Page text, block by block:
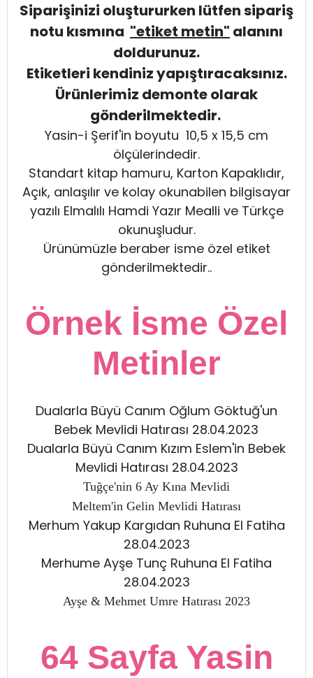
Siparişinizi oluştururken lütfen sipariş
notu kısmına "etiket metin" alanını
doldurunuz.
Etiketleri kendiniz yapıştıracaksınız.
Ürünlerimiz demonte olarak
gönderilmektedir.
Yasin-i Şerif'in boyutu 10,5 x 15,5 cm
ölçülerindedir.
Standart kitap hamuru, Karton Kapaklıdır,
Açık, anlaşılır ve kolay okunabilen bilgisayar
yazılı Elmalılı Hamdi Yazır Mealli ve Türkçe
okunuşludur.
Ürünümüzle beraber isme özel etiket
gönderilmektedir..
Örnek İsme Özel
Metinler
Dualarla Büyü Canım Oğlum Göktuğ'un
Bebek Mevlidi Hatırası 28.04.2023
Dualarla Büyü Canım Kızım Eslem'in Bebek
Mevlidi Hatırası 28.04.2023
Tuğçe'nin 6 Ay Kına Mevlidi
Meltem'in Gelin Mevlidi Hatırası
Merhum Yakup Kargıdan Ruhuna El Fatiha
28.04.2023
Merhume Ayşe Tunç Ruhuna El Fatiha
28.04.2023
Ayşe & Mehmet Umre Hatırası 2023
64 Sayfa Yasin